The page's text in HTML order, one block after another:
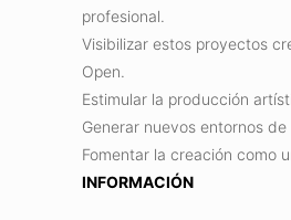
profesional.
Visibilizar estos proyectos
Open.
Estimular la producción
Generar nuevos entornos
Fomentar la creación como
INFORMACIÓN